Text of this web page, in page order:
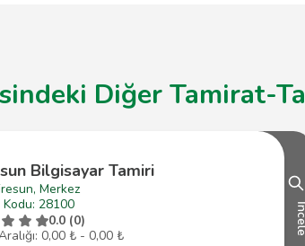
Diğer Tamirat-
Bilgisayar Tamiri
Merkez
28100
0.0 (0)
0,00 ₺ - 0,00 ₺